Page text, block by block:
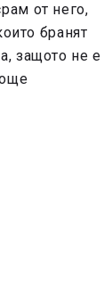
от него,
бранят
защото не е